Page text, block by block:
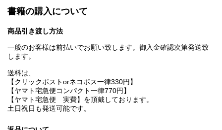
書籍の購入について
商品引き渡し方法
一般のお客様は前払いでお願い致します。御入金確認次第発送致
します。
送料は、
【クリックポストorネコポス一律330円】
【ヤマト宅急便コンパクト一律770円】
【ヤマト宅急便 実費】を頂戴しております。
土日祝日も発送可能です。